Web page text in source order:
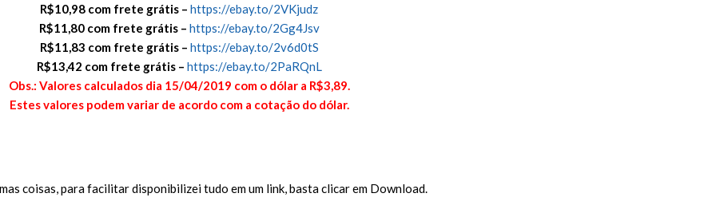
R$10,98 com frete grátis – https://ebay.to/2VKjudz
R$11,80 com frete grátis – https://ebay.to/2Gg4Jsv
R$11,83 com frete grátis – https://ebay.to/2v6d0tS
R$13,42 com frete grátis – https://ebay.to/2PaRQnL
Obs.: Valores calculados dia 15/04/2019 com o dólar a R$3,89.
Estes valores podem variar de acordo com a cotação do dólar.
coisas, para facilitar disponibilizei tudo em um link, basta clicar em Download.